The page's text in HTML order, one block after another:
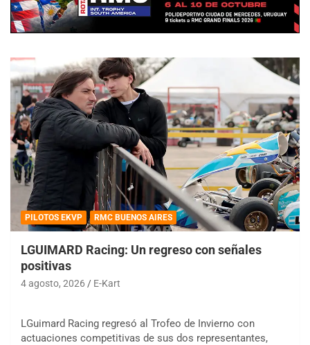
PILOTOS EKVP RMC BUENOS AIRES
LGUIMARD Racing: Un regreso con señales
positivas
4 agosto, 2026 E-Kart
LGuimard Racing regresó al Trofeo de Invierno con
actuaciones competitivas de sus dos representantes,